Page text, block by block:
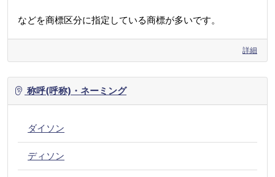
などを商標区分に指定している商標が多いです。
詳細
称呼(呼称)・ネーミング
ダイソン
ディソン